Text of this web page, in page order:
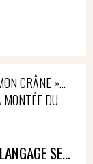
CRÂNE »…
DU
SE...